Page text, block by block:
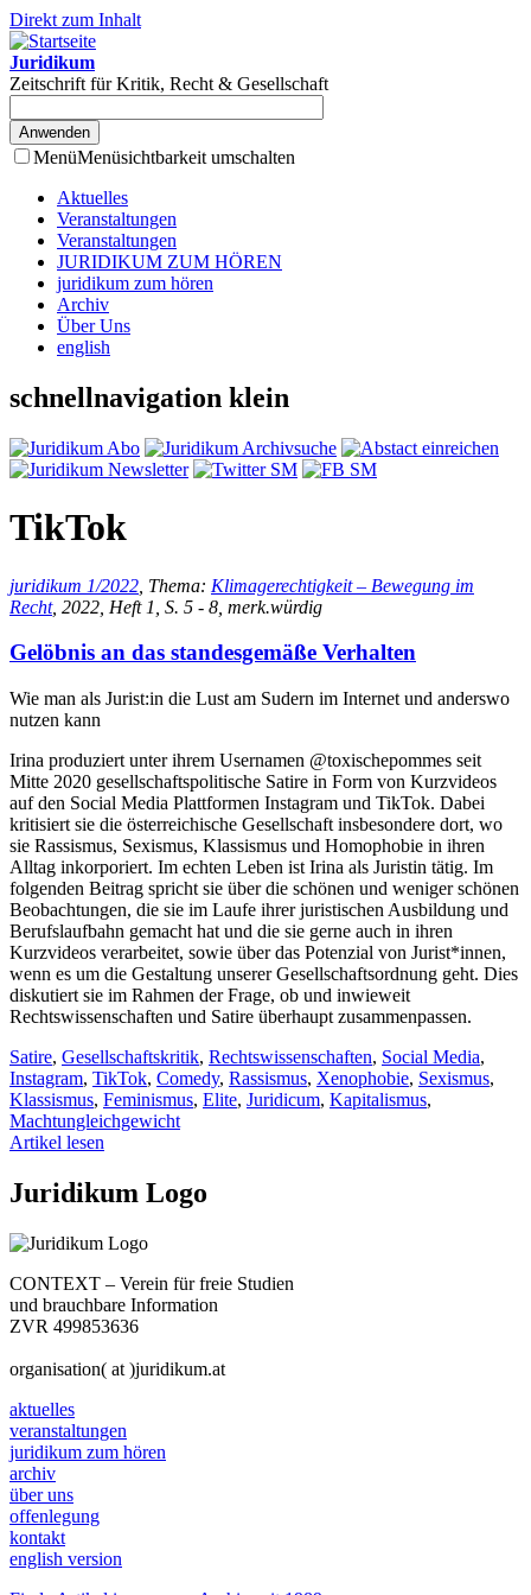
Direkt zum Inhalt
Juridikum
Zeitschrift für Kritik, Recht & Gesellschaft
MenüMenüsichtbarkeit umschalten
Aktuelles
Veranstaltungen
Veranstaltungen
JURIDIKUM ZUM HÖREN
juridikum zum hören
Archiv
Über Uns
english
schnellnavigation klein
TikTok
juridikum 1/2022 , Thema: Klimagerechtigkeit – Bewegung im
Recht, 2022, Heft 1, S. 5 - 8, merk.würdig
Gelöbnis an das standesgemäße Verhalten
Wie man als Jurist:in die Lust am Sudern im Internet und anderswo
nutzen kann
Irina produziert unter ihrem Usernamen @toxischepommes seit
Mitte 2020 gesellschaftspolitische Satire in Form von Kurzvideos
auf den Social Media Plattformen Instagram und TikTok. Dabei
kritisiert sie die österreichische Gesellschaft insbesondere dort, wo
sie Rassismus, Sexismus, Klassismus und Homophobie in ihren
Alltag inkorporiert. Im echten Leben ist Irina als Juristin tätig. Im
folgenden Beitrag spricht sie über die schönen und weniger schönen
Beobachtungen, die sie im Laufe ihrer juristischen Ausbildung und
Berufslaufbahn gemacht hat und die sie gerne auch in ihren
Kurzvideos verarbeitet, sowie über das Potenzial von Jurist*innen,
wenn es um die Gestaltung unserer Gesellschaftsordnung geht. Dies
diskutiert sie im Rahmen der Frage, ob und inwieweit
Rechtswissenschaften und Satire überhaupt zusammenpassen.
Satire, Gesellschaftskritik, Rechtswissenschaften, Social Media,
Instagram, TikTok, Comedy, Rassismus, Xenophobie, Sexismus,
Klassismus, Feminismus, Elite, Juridicum, Kapitalismus,
Machtungleichgewicht
Artikel lesen
Juridikum Logo
CONTEXT – Verein für freie Studien
und brauchbare Information
ZVR 499853636
organisation( at )juridikum.at
aktuelles
veranstaltungen
juridikum zum hören
archiv
über uns
offenlegung
kontakt
english version